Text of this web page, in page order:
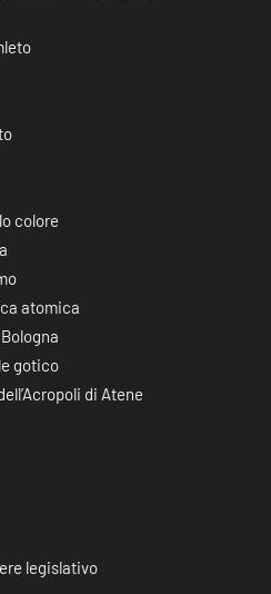
colore
atomica
gotico
di Atene
legislativo